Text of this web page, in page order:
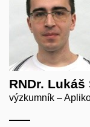
RNDr. Lukáš
výzkumník –